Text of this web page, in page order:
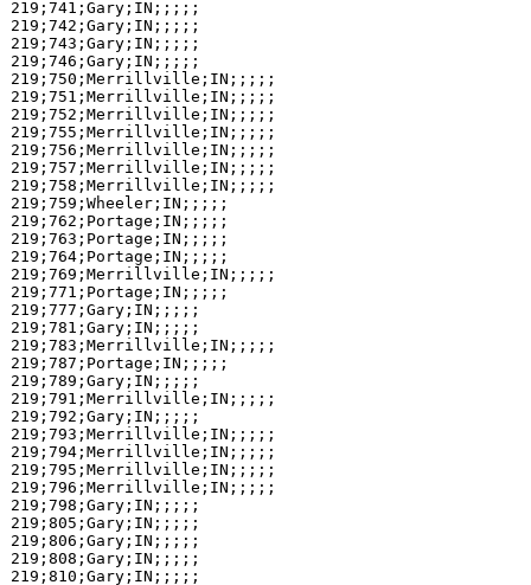
219;741;Gary;IN;;;;;
219;742;Gary;IN;;;;;
219;743;Gary;IN;;;;;
219;746;Gary;IN;;;;;
219;750;Merrillville;IN;;;;;
219;751;Merrillville;IN;;;;;
219;752;Merrillville;IN;;;;;
219;755;Merrillville;IN;;;;;
219;756;Merrillville;IN;;;;;
219;757;Merrillville;IN;;;;;
219;758;Merrillville;IN;;;;;
219;759;Wheeler;IN;;;;;
219;762;Portage;IN;;;;;
219;763;Portage;IN;;;;;
219;764;Portage;IN;;;;;
219;769;Merrillville;IN;;;;;
219;771;Portage;IN;;;;;
219;777;Gary;IN;;;;;
219;781;Gary;IN;;;;;
219;783;Merrillville;IN;;;;;
219;787;Portage;IN;;;;;
219;789;Gary;IN;;;;;
219;791;Merrillville;IN;;;;;
219;792;Gary;IN;;;;;
219;793;Merrillville;IN;;;;;
219;794;Merrillville;IN;;;;;
219;795;Merrillville;IN;;;;;
219;796;Merrillville;IN;;;;;
219;798;Gary;IN;;;;;
219;805;Gary;IN;;;;;
219;806;Gary;IN;;;;;
219;808;Gary;IN;;;;;
219;810;Gary;IN;;;;;